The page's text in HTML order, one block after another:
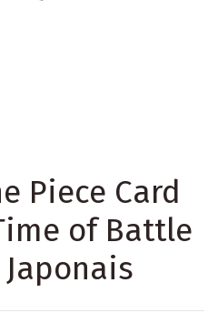
Piece Card
of Battle
Japonais